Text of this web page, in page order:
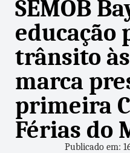
SEMOB
educação
trânsito
marca
primeira
Férias do
Publicado em: